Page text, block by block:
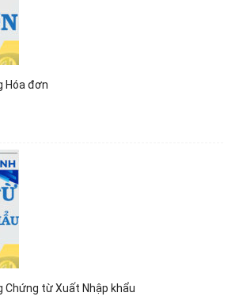
Hóa đơn
Chứng từ Xuất Nhập khẩu